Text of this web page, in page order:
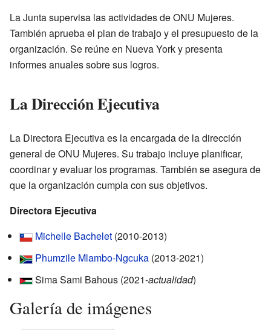
La Junta supervisa las actividades de ONU Mujeres.
También aprueba el plan de trabajo y el presupuesto de la
organización. Se reúne en Nueva York y presenta
informes anuales sobre sus logros.
La Dirección Ejecutiva
La Directora Ejecutiva es la encargada de la dirección
general de ONU Mujeres. Su trabajo incluye planificar,
coordinar y evaluar los programas. También se asegura de
que la organización cumpla con sus objetivos.
Directora Ejecutiva
Michelle Bachelet (2010-2013)
Phumzile Mlambo-Ngcuka (2013-2021)
Sima Sami Bahous (2021-actualidad)
Galería de imágenes